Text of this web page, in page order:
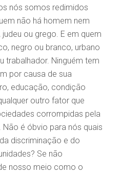
nós somos redimidos
não há homem nem
ou grego. E em quem
negro ou branco, urbano
trabalhador. Ninguém tem
por causa de sua
educação, condição
outro fator que
corrompidas pela
é óbvio para nós quais
discriminação e do
Se não
nosso meio como o